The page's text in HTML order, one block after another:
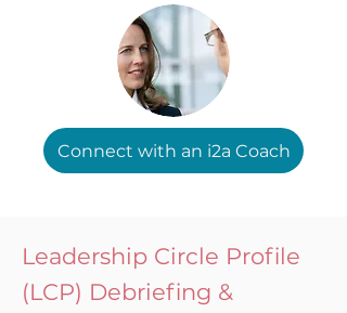
Connect with an i2a Coach
Leadership Circle Profile
(LCP) Debriefing &